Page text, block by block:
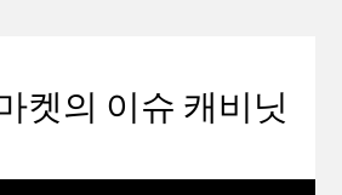
켓의 이슈 캐비닛